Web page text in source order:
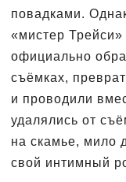
повадками.
«мистер
официально
съёмках,
и проводили
удалялись от
на скамье, мило
свой интимный